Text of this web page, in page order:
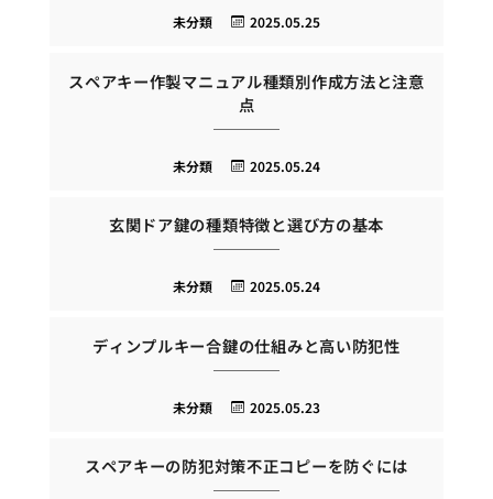
2025.05.25
未分類
スペアキー作製マニュアル種類別作成方法と注意
点
2025.05.24
未分類
玄関ドア鍵の種類特徴と選び方の基本
2025.05.24
未分類
ディンプルキー合鍵の仕組みと高い防犯性
2025.05.23
未分類
スペアキーの防犯対策不正コピーを防ぐには